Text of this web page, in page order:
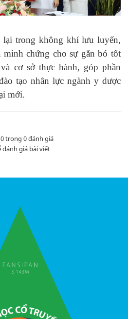
trong không khí lưu luyến,
minh chứng cho sự gắn bó tốt
cơ sở thực hành, góp phần
tạo nhân lực ngành y dược
mới.
0trong 0đánh giá
đánh giá bài viết